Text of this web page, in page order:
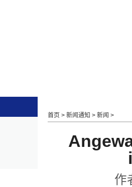
首页 > 新闻通知 > 新闻 >
作